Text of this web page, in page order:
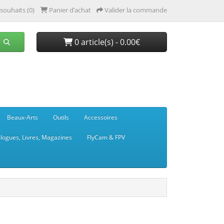
(0) Panier d’achat Valider la commande
0 article(s) - 0.00€
Beaux-Arts Outils Accessoires
Livres, Magazines FlyCam & FPV